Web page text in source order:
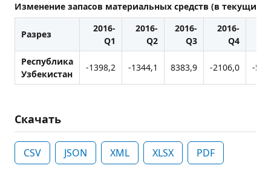
Изменение запасов материальных средств (в текущих
Разрез
2016-
Q1
2016-
Q2
2016-
Q3
2016-
Q4
Республика
Узбекистан
-1398,2 -1344,1 8383,9 -2106,0 -
Скачать
CSV JSON XML XLSX PDF